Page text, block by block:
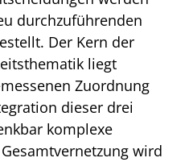
durchzuführenden
Der Kern der
liegt
Zuordnung
dieser drei
komplexe
wird